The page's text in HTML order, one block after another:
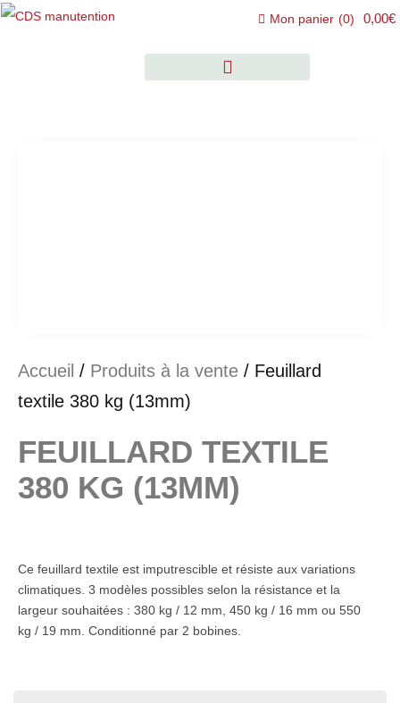
Mon panier (0) 0,00€
Accueil / Produits à la vente / Feuillard
textile 380 kg (13mm)
FEUILLARD TEXTILE
380 KG (13MM)
Ce feuillard textile est imputrescible et résiste aux variations
climatiques. 3 modèles possibles selon la résistance et la
largeur souhaitées : 380 kg / 12 mm, 450 kg / 16 mm ou 550
kg / 19 mm. Conditionné par 2 bobines.